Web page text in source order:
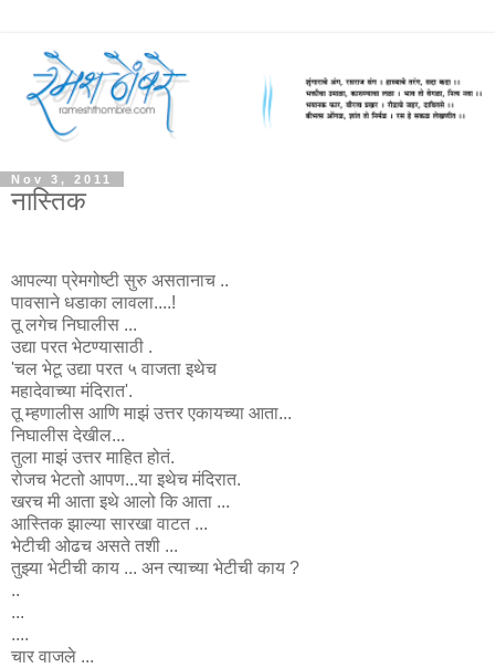
Nov 3, 2011
नास्तिक
आपल्या प्रेमगोष्टी सुरु असतानाच ..
पावसाने धडाका लावला....!
तू लगेच निघालीस ...
उद्या परत भेटण्यासाठी .
'चल भेटू उद्या परत ५ वाजता इथेच
महादेवाच्या मंदिरात'.
तू म्हणालीस आणि माझं उत्तर एकायच्या आता...
निघालीस देखील...
तुला माझं उत्तर माहित होतं.
रोजच भेटतो आपण...या इथेच मंदिरात.
खरच मी आता इथे आलो कि आता ...
आस्तिक झाल्या सारखा वाटत ...
भेटीची ओढच असते तशी ...
तुझ्या भेटीची काय ... अन त्याच्या भेटीची काय ?
..
...
....
चार वाजले ...